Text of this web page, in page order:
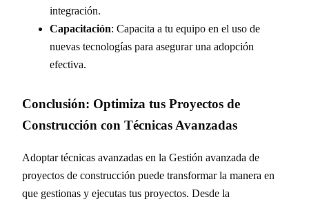
integración.
Capacitación: Capacita a tu equipo en el uso de
nuevas tecnologías para asegurar una adopción
efectiva.
Conclusión: Optimiza tus Proyectos de
Construcción con Técnicas Avanzadas
Adoptar técnicas avanzadas en la Gestión avanzada de
proyectos de construcción puede transformar la manera en
que gestionas y ejecutas tus proyectos. Desde la